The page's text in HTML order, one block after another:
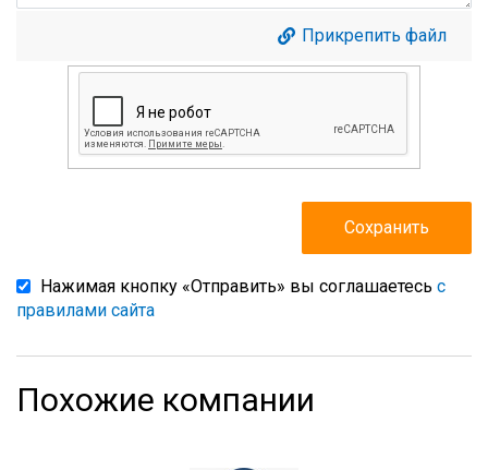
Прикрепить файл
Нажимая кнопку «Отправить» вы соглашаетесь с
правилами сайта
Похожие компании